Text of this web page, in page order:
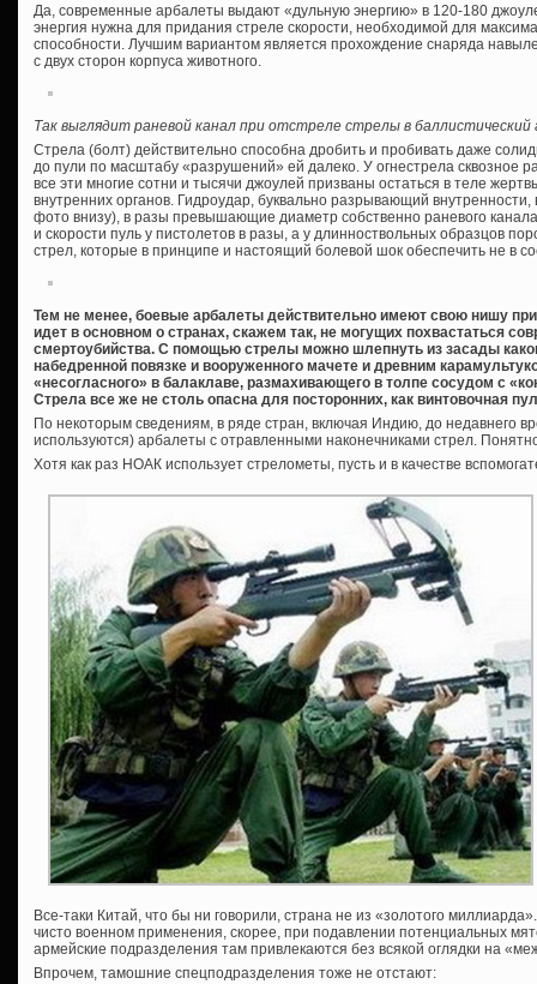
Да, современные арбалеты выдают «дульную энергию» в 120-180
энергия нужна для придания стреле скорости, необходимой для
способности. Лучшим вариантом является прохождение снаряда
с двух сторон корпуса животного.
Так выглядит раневой канал при отстреле стрелы в баллистический
Стрела (болт) действительно способна дробить и пробивать даже
до пули по масштабу «разрушений» ей далеко. У огнестрела сквозное
все эти многие сотни и тысячи джоулей призваны остаться в теле
внутренних органов. Гидроудар, буквально разрывающий
фото внизу), в разы превышающие диаметр собственно раневого
и скорости пуль у пистолетов в разы, а у длинноствольных образцов
стрел, которые в принципе и настоящий болевой шок обеспечить не в
Тем не менее, боевые арбалеты действительно имеют свою нишу
идет в основном о странах, скажем так, не могущих похвастаться
смертоубийства. С помощью стрелы можно шлепнуть из засады
набедренной повязке и вооруженного мачете и древним
«несогласного» в балаклаве, размахивающего в толпе сосудом с
Стрела все же не столь опасна для посторонних, как винтовочная
По некоторым сведениям, в ряде стран, включая Индию, до недавнего
используются) арбалеты с отравленными наконечниками стрел.
Хотя как раз НОАК использует стрелометы, пусть и в качестве
Все-таки Китай, что бы ни говорили, страна не из «золотого
чисто военном применения, скорее, при подавлении потенциальных
армейские подразделения там привлекаются без всякой оглядки на
Впрочем, тамошние спецподразделения тоже не отстают: